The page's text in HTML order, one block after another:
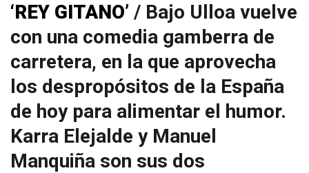
‘REY GITANO’ / Bajo Ulloa vuelve
con una comedia gamberra de
carretera, en la que aprovecha
los despropósitos de la España
de hoy para alimentar el humor.
Karra Elejalde y Manuel
Manquiña son sus dos